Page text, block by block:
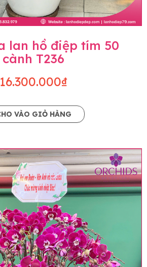
lan hồ điệp tím 50
cành T236
16.300.000₫
VÀO GIỎ HÀNG